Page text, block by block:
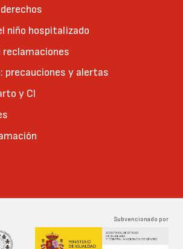
niño hospitalizado
reclamaciones
precauciones y alertas
y CI
Subvencionado por